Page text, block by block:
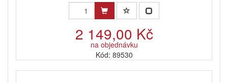
2 149,00 Kč
na objednávku
Kód: 89530